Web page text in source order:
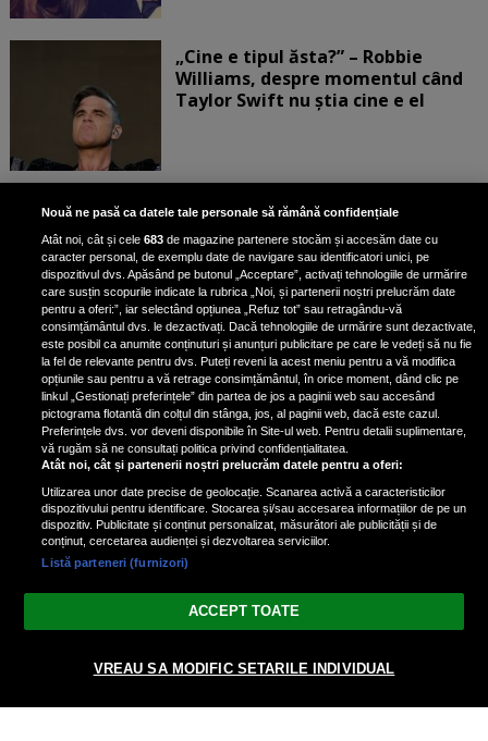
„Cine e tipul ăsta?” – Robbie
Williams, despre momentul când
Taylor Swift nu știa cine e el
Bruce Dickinson, solistul trupei
Iron Maiden, şi-a arătat talentul
de scrimer la un concurs în Franţa
Nicki Minaj, acuzată de agresiune
de fostul manager: Detalii șocante
din proces
Nicki Minaj le-a lăudat pe...
Vezi varianta Desktop
© 2026 radiodcnews.ro | Toate drepturile rezervate.
Nouă ne pasă ca datele tale personale să rămână confidențiale
Atât noi, cât și cele683 de magazine partenere stocăm și accesăm date cu
caracter personal, de exemplu date de navigare sau identificatori unici, pe
dispozitivul dvs. Apăsând pe butonul „Acceptare”, activați tehnologiile de urmărire
care susțin scopurile indicate la rubrica „Noi, și partenerii noștri prelucrăm date
pentru a oferi:”, iar selectând opțiunea „Refuz tot” sau retragându-vă
consimțământul dvs. le dezactivați. Dacă tehnologiile de urmărire sunt dezactivate,
este posibil ca anumite conținuturi și anunțuri publicitare pe care le vedeți să nu fie
la fel de relevante pentru dvs. Puteți reveni la acest meniu pentru a vă modifica
opțiunile sau pentru a vă retrage consimțământul, în orice moment, dând clic pe
linkul „Gestionați preferințele” din partea de jos a paginii web sau accesând
pictograma flotantă din colțul din stânga, jos, al paginii web, dacă este cazul.
Preferințele dvs. vor deveni disponibile în Site-ul web. Pentru detalii suplimentare,
vă rugăm să ne consultați politica privind confidențialitatea.
Atât noi, cât și partenerii noștri prelucrăm datele pentru a oferi:
Utilizarea unor date precise de geolocație. Scanarea activă a caracteristicilor
dispozitivului pentru identificare. Stocarea și/sau accesarea informațiilor de pe un
dispozitiv. Publicitate și conținut personalizat, măsurători ale publicității și de
conținut, cercetarea audienței și dezvoltarea serviciilor.
Listă parteneri (furnizori)
ACCEPT TOATE
VREAU SA MODIFIC SETARILE INDIVIDUAL